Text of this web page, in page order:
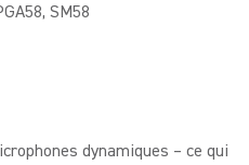
SM58
dynamiques – ce qui